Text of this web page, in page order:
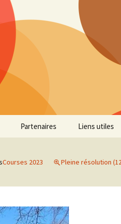
2021
Galerie photos Cross
2019
Partenaires Liens utiles
Courses 2023 Pleine résolution